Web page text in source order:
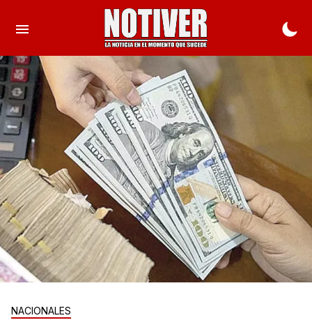
NACIONALES